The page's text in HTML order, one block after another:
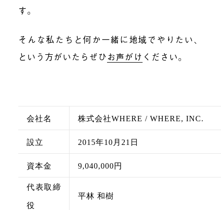
す。
そんな私たちと何か一緒に地域でやりたい、
という方がいたらぜひお声がけ ください。
会社名 株式会社WHERE / WHERE, INC.
設立 2015年10月21日
資本金 9,040,000円
代表取締
役
平林 和樹